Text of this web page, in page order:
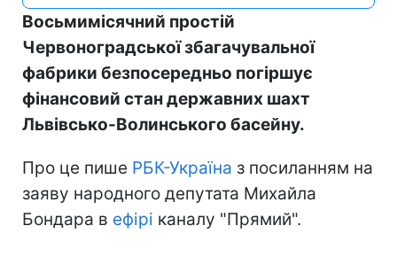
Восьмимісячний простій
Червоноградської збагачувальної
фабрики безпосередньо погіршує
фінансовий стан державних шахт
Львівсько-Волинського басейну.
Про це пише РБК-Україна з посиланням на
заяву народного депутата Михайла
Бондара в ефірі каналу "Прямий".